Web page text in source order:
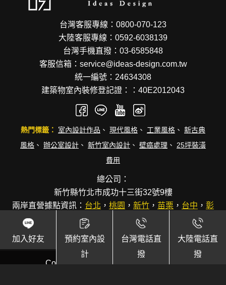
加入好友
預約室內設
計
台灣電話直
撥
大陸電話直
撥
台灣客服專線：0800-070-123
大陸客服專線：0592-6038139
台灣手機直撥：03-6585848
客服信箱：service@ideas-design.com.tw
統一編號：24634308
建築物室內裝修登記證：：40E2012043
熱門標籤： 室內設計作品 、 現代風格 、 工業風格 、 新古典
風格 、 辦公室設計 、 新竹室內設計 、 壁癌處理 、 25坪裝潢
費用
總公司：
新竹縣竹北市成功十三街32號9樓
兩岸直營據點資訊： 台北 ， 桃園 ， 新竹 ， 苗栗 ， 台中 ， 彰
化，台南 ，廈門
Copyright © 逸硯國際聯合設計事務所.